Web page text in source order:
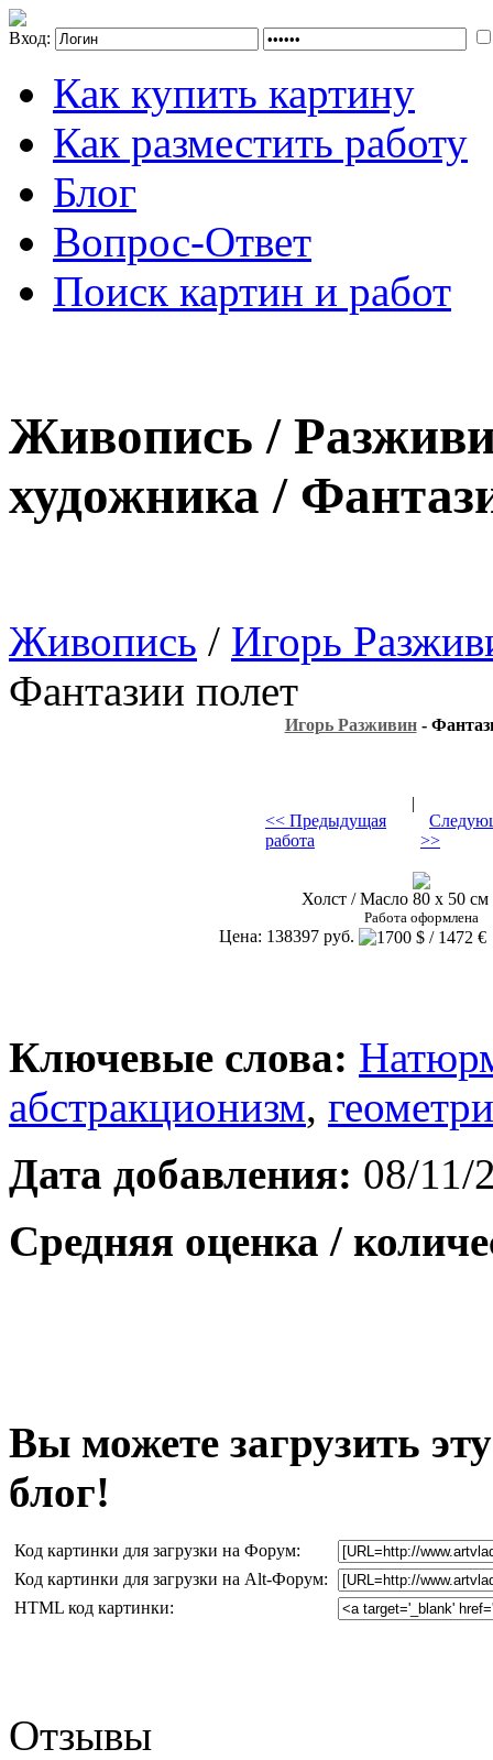
Вход:
Как купить картину
Как разместить работу
Блог
Вопрос-Ответ
Поиск картин и работ
Живопись /
художника /
Живопись / Игорь
Фантазии полет
Игорь Разживин-
<< Предыдущая
работа
|
>>
Холст / Масло 80 х 50 см
Работа оформлена
Цена: 138397 руб.
Ключевые слова:
абстракционизм,
Дата добавления: 08/11/
Средняя оценка /
Вы можете загрузить
блог!
Код картинки для загрузки на Форум:
Код картинки для загрузки на Alt-Форум:
HTML код картинки:
Отзывы